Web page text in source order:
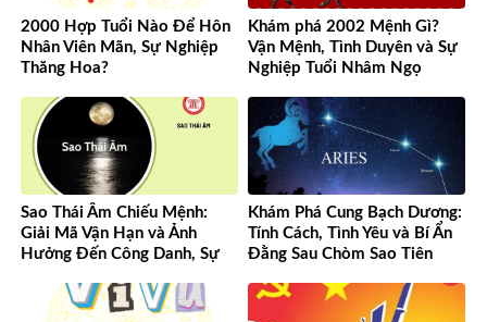
2000 Hợp Tuổi Nào Để Hôn
Nhân Viên Mãn, Sự Nghiệp
Thăng Hoa?
Khám phá 2002 Mệnh Gì?
Vận Mệnh, Tình Duyên và Sự
Nghiệp Tuổi Nhâm Ngọ
Sao Thái Âm Chiếu Mệnh:
Giải Mã Vận Hạn và Ảnh
Hưởng Đến Công Danh, Sự
Khám Phá Cung Bạch Dương:
Tính Cách, Tình Yêu và Bí Ẩn
Đằng Sau Chòm Sao Tiên